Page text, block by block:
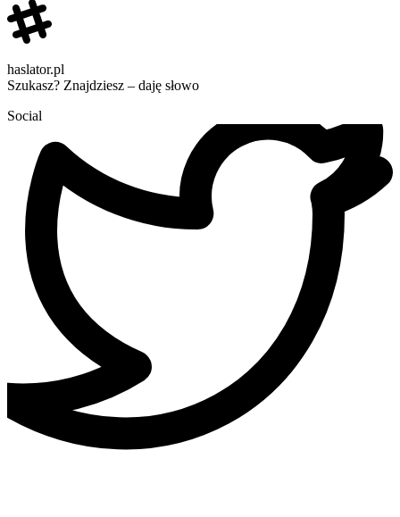
haslator.pl
Szukasz? Znajdziesz – daję słowo
Social